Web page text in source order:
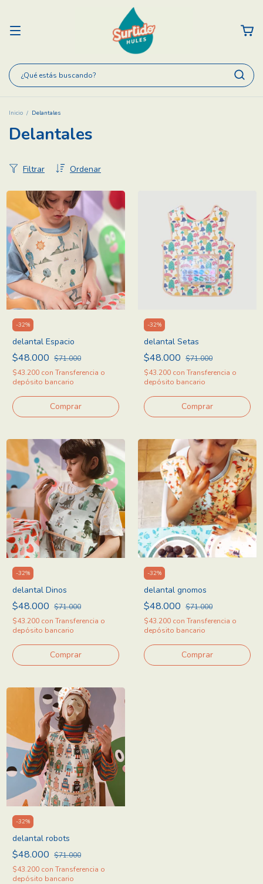
Inicio / Delantales
Delantales
Ordenar
Filtrar
-32%
delantal Espacio
$48.000 $71.000
$43.200 con Transferencia o
depósito bancario
-32%
delantal Setas
$48.000 $71.000
$43.200 con Transferencia o
depósito bancario
-32%
delantal Dinos
$48.000 $71.000
$43.200 con Transferencia o
depósito bancario
-32%
delantal gnomos
$48.000 $71.000
$43.200 con Transferencia o
depósito bancario
-32%
delantal robots
$48.000 $71.000
$43.200 con Transferencia o
depósito bancario